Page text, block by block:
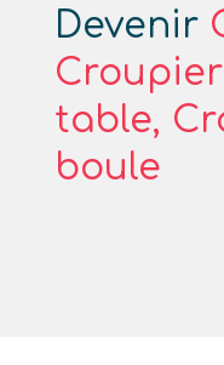
Devenir
table,
boule